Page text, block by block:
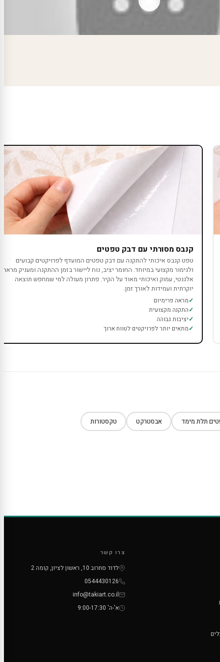
קנבס מסורתי עם דבק טפטים
טפט קנבס איכותי להתקנה עם דבק טפטים המועדף לפרויקטים קבועים
ולגימור מקצועי במיוחד. החומר יציב, נוח ליישור בזמן ההתקנה ומעניק מראה
אלגנטי, עמוק ואיכותי מאוד על הקיר. פתרון מעולה למי שמחפש תוצאה
יוקרתית ועמידות לאורך זמן.
מראה פרימיום
התקנה מקצועית
יציבות גבוהה
מתאים יותר לפרויקטים לטווח ארוך
תלת מימד אבסטרקט טקסטורות
צרו קשר
לדוד סחרוב 10, ראשון לציון, קומה 2
0544430126
info@takiart.co.il
א'-ה' 9:00-17:30